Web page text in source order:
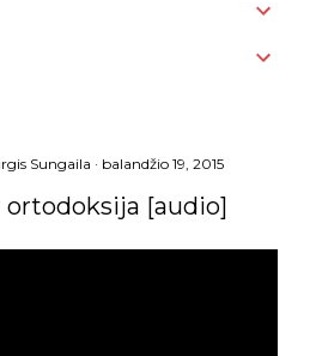
Sungaila balandžio 19, 2015
[audio]